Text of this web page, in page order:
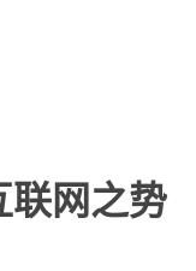
联网之势